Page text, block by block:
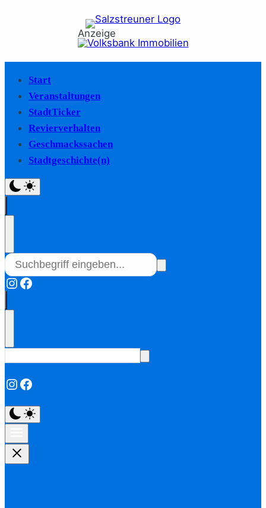
Anzeige
Start
Veranstaltungen
StadtTicker
Revierverhalten
Geschmackssachen
Stadtgeschichte(n)
Instagram
Facebook
Instagram
Facebook